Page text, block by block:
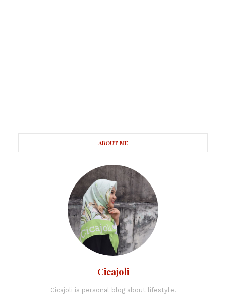
ABOUT ME
Cicajoli
Cicajoli is personal blog about lifestyle.